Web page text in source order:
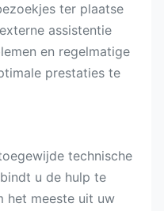
ter plaatse
assistentie
en regelmatige
prestaties te
technische
u de hulp te
het meeste uit uw